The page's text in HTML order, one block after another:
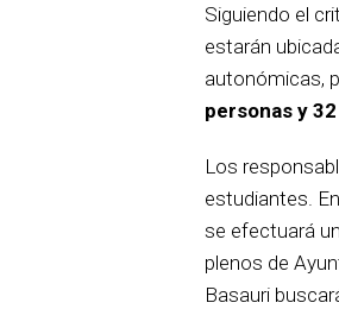
Siguiendo el
estarán
autonómicas,
personas y
Los
estudiantes.
se efectuará
plenos de
Basauri